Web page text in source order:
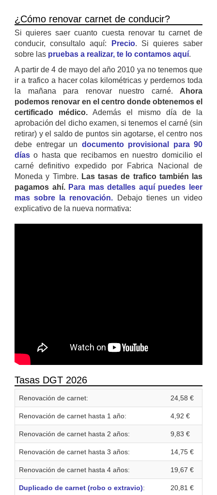
¿Cómo renovar carnet de conducir?
Si quieres saer cuanto cuesta renovar tu carnet de
conducir, consultalo aquí:
Precio. Si quieres saber
sobre las pruebas a realizar, te lo contamos aquí.
A partir de 4 de mayo del año 2010 ya no tenemos que
ir a trafico a hacer colas kilométricas y perdernos toda
la mañana para renovar nuestro carné. Ahora
podemos renovar en el centro donde obtenemos el
certificado médico. Además el mismo día de la
aprobación del dicho examen, si tenemos el carné (sin
retirar) y el saldo de puntos sin agotarse, el centro nos
debe entregar un documento provisional para 90
días o hasta que recibamos en nuestro domicilio el
carné definitivo expedido por Fabrica Nacional de
Moneda y Timbre. Las tasas de trafico también las
pagamos ahí. Para mas detalles aquí puedes leer
mas sobre la renovación. Debajo tienes un video
explicativo de la nueva normativa:
Tasas DGT 2026
Renovación de carnet: 24,58 €
Renovación de carnet hasta 1 año: 4,92 €
Renovación de carnet hasta 2 años: 9,83 €
Renovación de carnet hasta 3 años: 14,75 €
Renovación de carnet hasta 4 años: 19,67 €
Duplicado de carnet (robo o extravio): 20,81 €